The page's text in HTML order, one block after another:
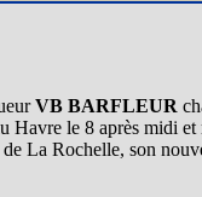
VB BARFLEUR
Havre le 8 après midi et
La Rochelle, son